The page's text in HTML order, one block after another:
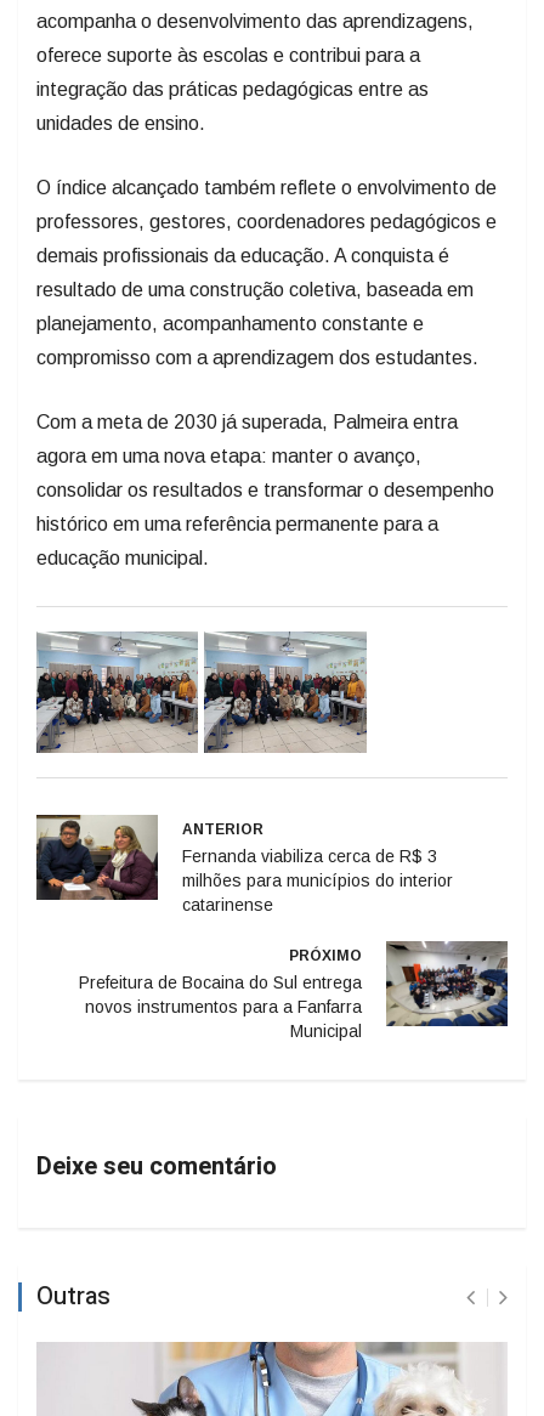
acompanha o desenvolvimento das aprendizagens,
oferece suporte às escolas e contribui para a
integração das práticas pedagógicas entre as
unidades de ensino.
O índice alcançado também reflete o envolvimento de
professores, gestores, coordenadores pedagógicos e
demais profissionais da educação. A conquista é
resultado de uma construção coletiva, baseada em
planejamento, acompanhamento constante e
compromisso com a aprendizagem dos estudantes.
Com a meta de 2030 já superada, Palmeira entra
agora em uma nova etapa: manter o avanço,
consolidar os resultados e transformar o desempenho
histórico em uma referência permanente para a
educação municipal.
ANTERIOR
Fernanda viabiliza cerca de R$ 3
milhões para municípios do interior
catarinense
PRÓXIMO
Prefeitura de Bocaina do Sul entrega
novos instrumentos para a Fanfarra
Municipal
Deixe seu comentário
Outras